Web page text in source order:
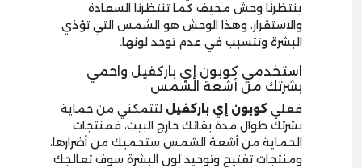
ينتظرنا وحش مخيف كما تنتظرنا السعادة
والاستقرار، وهذا الوحش هو الشمس التي تؤذي
البشرة وتتسبب في عدم توحد لونها.
استخدمي كوبون إي باركفيل واحمي
بشرتك من أشعة الشمس
فعلي كوبون إي باركفيل لتتمكني من حماية
بشرتك طوال مدة بقائك خارج البيت، فمنتجات
الحماية من أشعة الشمس ستحميك من أضرارها،
ومنتجات تفتيح وتوحيد لون البشرة سوف تعالجك